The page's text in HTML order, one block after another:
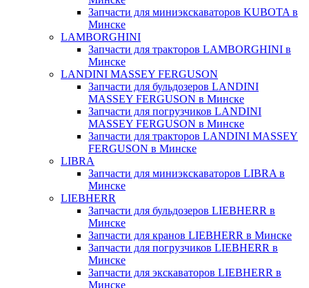
Запчасти для миниэкскаваторов KUBOTA в
Минске
LAMBORGHINI
Запчасти для тракторов LAMBORGHINI в
Минске
LANDINI MASSEY FERGUSON
Запчасти для бульдозеров LANDINI
MASSEY FERGUSON в Минске
Запчасти для погрузчиков LANDINI
MASSEY FERGUSON в Минске
Запчасти для тракторов LANDINI MASSEY
FERGUSON в Минске
LIBRA
Запчасти для миниэкскаваторов LIBRA в
Минске
LIEBHERR
Запчасти для бульдозеров LIEBHERR в
Минске
Запчасти для кранов LIEBHERR в Минске
Запчасти для погрузчиков LIEBHERR в
Минске
Запчасти для экскаваторов LIEBHERR в
Минске